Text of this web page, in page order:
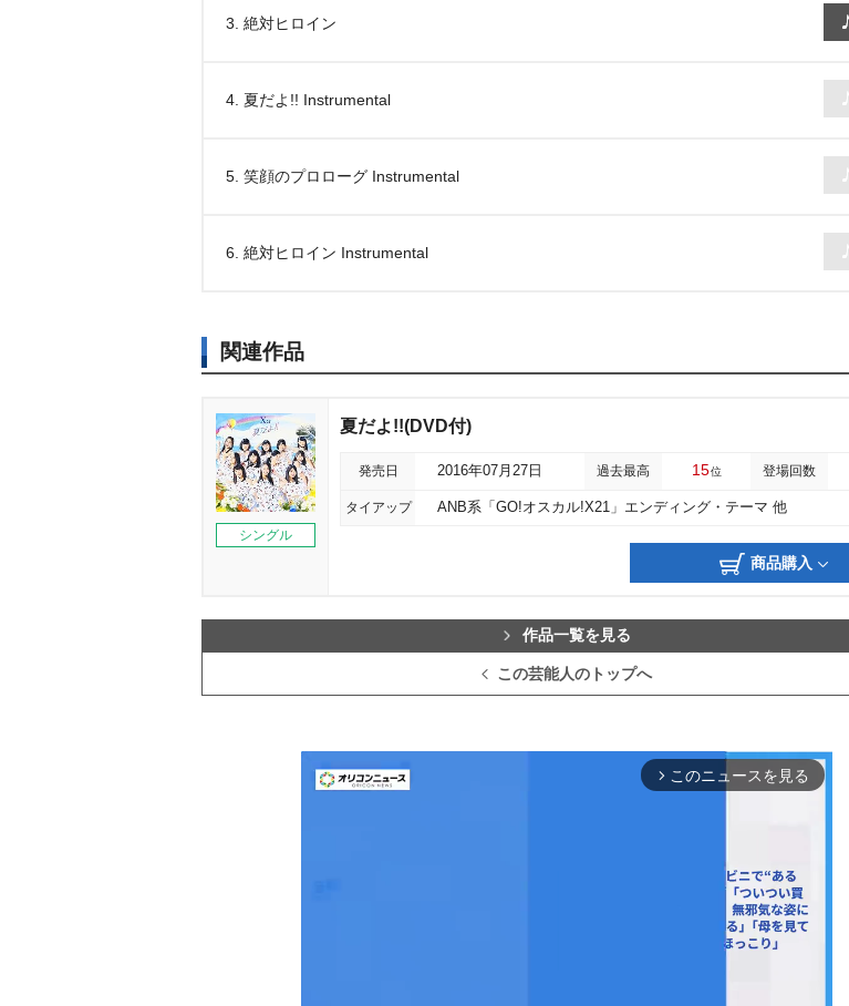
3. 絶対ヒロイン
4. 夏だよ!! Instrumental
5. 笑顔のプロローグ Instrumental
6. 絶対ヒロイン Instrumental
関連作品
シングル
夏だよ!!(DVD付)
発売日 2016年07月27日 過去最高 15位 登場回数
タイアップ ANB系「GO!オスカル!X21」エンディング・テーマ 他
商品購入
作品一覧を見る
この芸能人のトップへ
arrow_forward_ios このニュースを見る